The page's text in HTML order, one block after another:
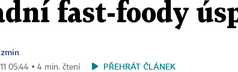
fast-foody
05:44 ▪ 4 min. čtení PŘEHRÁT ČLÁNEK